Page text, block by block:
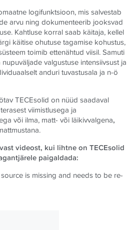
logifunktsioon, mis salvestab
arvu ning dokumenteerib jooksvad
Kahtluse korral saab käitaja, kellel
käitise ohutuse tagamise kohustus,
toimib ettenähtud viisil. Samuti
valgustuse intensiivsust ja
anduri tuvastusala ja n-ö
TECEsolid on nüüd saadaval
viimistlusega ja
või ilma, matt- või läikivvalgena,
videost, kui lihtne on TECEsolid
paigaldada:
is missing and needs to be re-